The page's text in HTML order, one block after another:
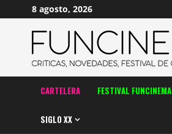
contenido
8 agosto, 2026
CARTELERA FESTIVAL FUNCINEMA
SIGLO XX